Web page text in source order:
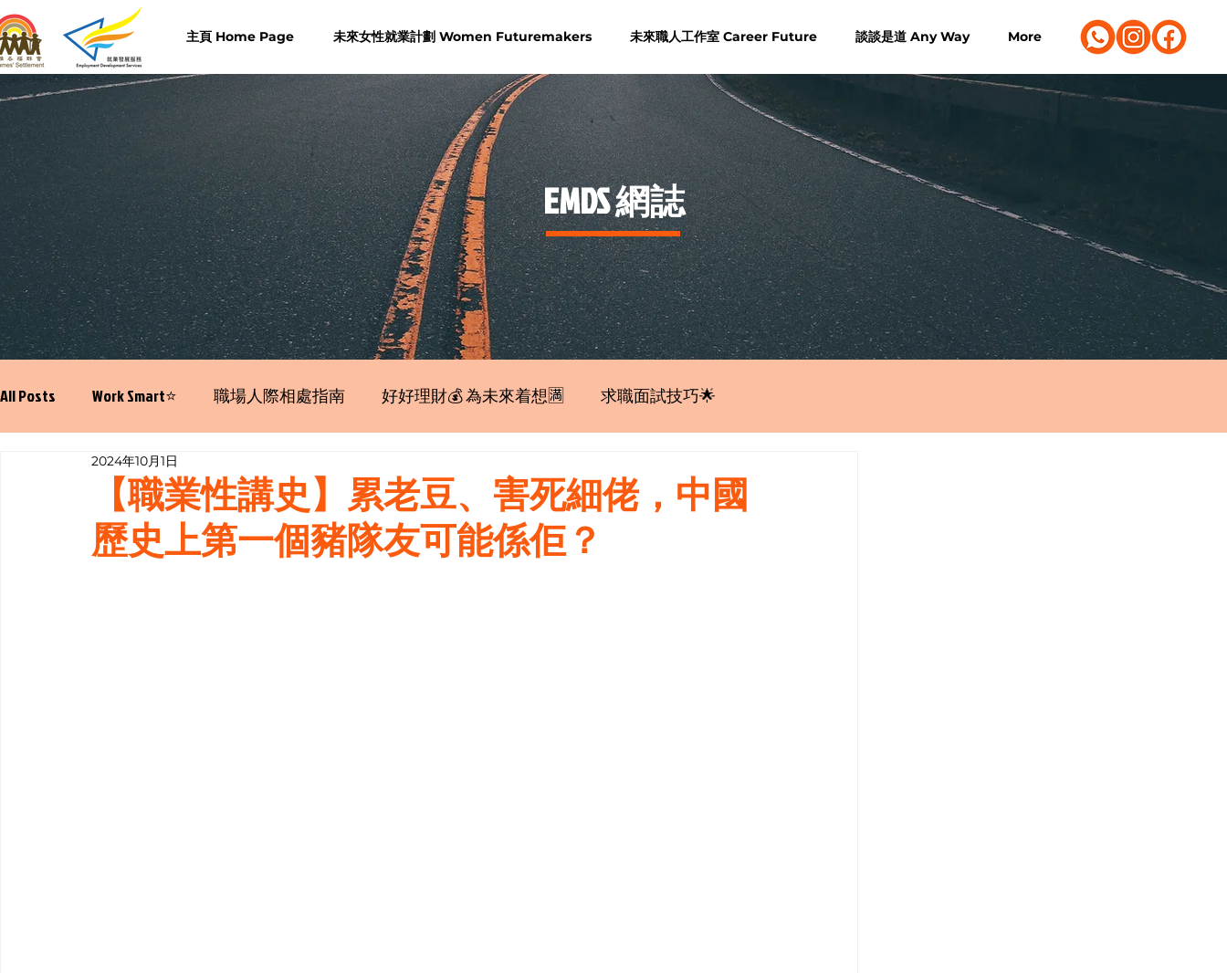
主頁 Home Page 未來女性就業計劃 Women Futuremakers 未來職人工作室 Career Future 談談是道 Any Way More
​EMDS 網誌
All Posts Work Smart⭐️ 職場人際相處指南 好好理財💰 為未來着想🈵 求職面試技巧🌟
寫履歷表嘅技巧📝【職業性講史】累老豆、害死細佬，中國
歷史上第一個豬隊友可能係佢？
2024年10月1日